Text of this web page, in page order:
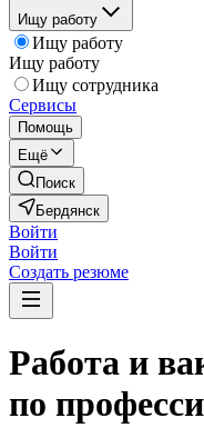
Ищу работу
Ищу работу
Ищу работу
Ищу сотрудника
Сервисы
Помощь
Ещё
Поиск
Бердянск
Войти
Войти
Создать резюме
Работа и
по